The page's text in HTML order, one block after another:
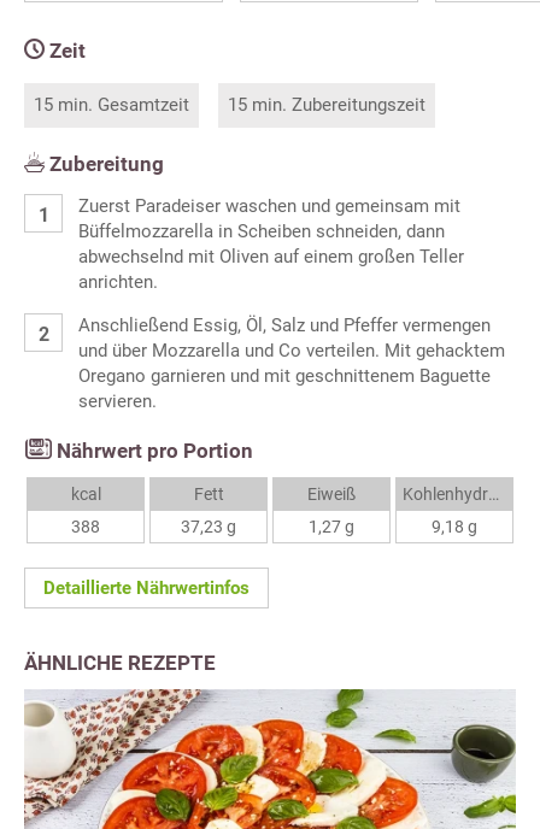
Zeit
15 min. Gesamtzeit 15 min. Zubereitungszeit
Zubereitung
Zuerst Paradeiser waschen und gemeinsam mit
Büffelmozzarella in Scheiben schneiden, dann
abwechselnd mit Oliven auf einem großen Teller
anrichten.
Anschließend Essig, Öl, Salz und Pfeffer vermengen
und über Mozzarella und Co verteilen. Mit gehacktem
Oregano garnieren und mit geschnittenem Baguette
servieren.
Nährwert pro Portion
kcal
388
Fett
37,23 g
Eiweiß
1,27 g
Kohlenhydrate
9,18 g
Detaillierte Nährwertinfos
ÄHNLICHE REZEPTE